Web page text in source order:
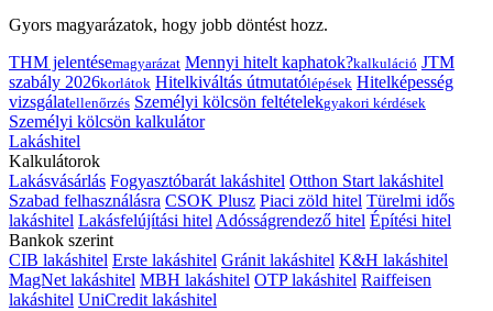
Gyors magyarázatok, hogy jobb döntést hozz.
THM jelentésemagyarázat Mennyi hitelt kaphatok?kalkuláció JTM
szabály 2026korlátok Hitelkiváltás útmutatólépések Hitelképesség
vizsgálatellenőrzés Személyi kölcsön feltételekgyakori kérdések
Személyi kölcsön kalkulátor
Lakáshitel
Kalkulátorok
Lakásvásárlás Fogyasztóbarát lakáshitel Otthon Start lakáshitel
Szabad felhasználásra CSOK Plusz Piaci zöld hitel Türelmi idős
lakáshitel Lakásfelújítási hitelAdósságrendező hitel Építési hitel
Bankok szerint
CIB lakáshitel Erste lakáshitel Gránit lakáshitel K&H lakáshitel
MagNet lakáshitel MBH lakáshitel OTP lakáshitel Raiffeisen
lakáshitel UniCredit lakáshitel